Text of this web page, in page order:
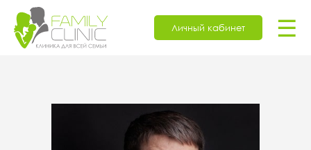
Личный кабинет ☰